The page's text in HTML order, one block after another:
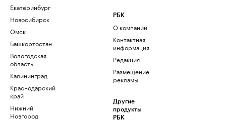
Екатеринбург
Новосибирск
Омск
Башкортостан
Вологодская
область
Калининград
Краснодарский
край
Нижний
Новгород
РБК
О компании
Контактная
информация
Редакция
Размещение
рекламы
Другие
продукты
РБК